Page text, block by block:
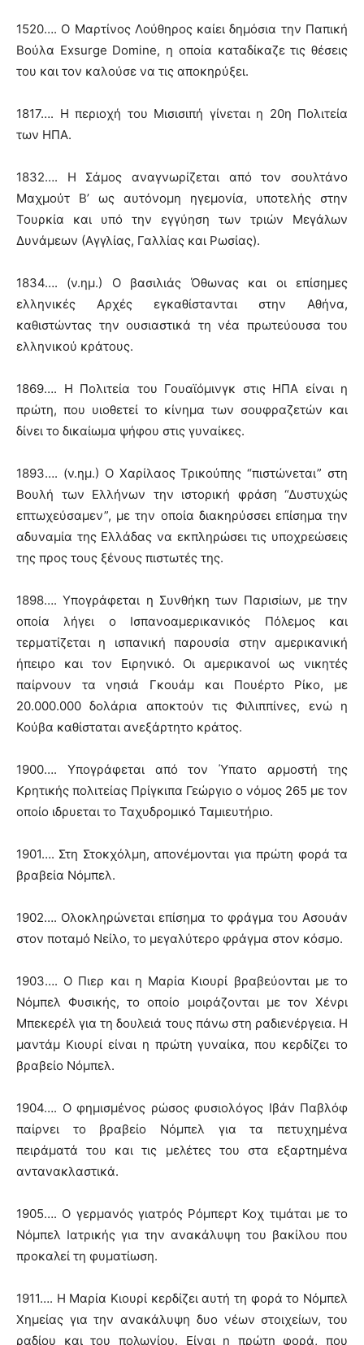
1520…. Ο Μαρτίνος Λούθηρος καίει δημόσια την Παπική
Βούλα Exsurge Domine, η οποία καταδίκαζε τις θέσεις
του και τον καλούσε να τις αποκηρύξει.
1817…. Η περιοχή του Μισισιπή γίνεται η 20η Πολιτεία
των ΗΠΑ.
1832…. Η Σάμος αναγνωρίζεται από τον σουλτάνο
Μαχμούτ Β’ ως αυτόνομη ηγεμονία, υποτελής στην
Τουρκία και υπό την εγγύηση των τριών Μεγάλων
Δυνάμεων (Αγγλίας, Γαλλίας και Ρωσίας).
1834…. (ν.ημ.) Ο βασιλιάς Όθωνας και οι επίσημες
ελληνικές Αρχές εγκαθίστανται στην Αθήνα,
καθιστώντας την ουσιαστικά τη νέα πρωτεύουσα του
ελληνικού κράτους.
1869…. Η Πολιτεία του Γουαϊόμινγκ στις ΗΠΑ είναι η
πρώτη, που υιοθετεί το κίνημα των σουφραζετών και
δίνει το δικαίωμα ψήφου στις γυναίκες.
1893…. (ν.ημ.) Ο Χαρίλαος Τρικούπης “πιστώνεται” στη
Βουλή των Ελλήνων την ιστορική φράση “Δυστυχώς
επτωχεύσαμεν”, με την οποία διακηρύσσει επίσημα την
αδυναμία της Ελλάδας να εκπληρώσει τις υποχρεώσεις
της προς τους ξένους πιστωτές της.
1898…. Υπογράφεται η Συνθήκη των Παρισίων, με την
οποία λήγει ο Ισπανοαμερικανικός Πόλεμος και
τερματίζεται η ισπανική παρουσία στην αμερικανική
ήπειρο και τον Ειρηνικό. Οι αμερικανοί ως νικητές
παίρνουν τα νησιά Γκουάμ και Πουέρτο Ρίκο, με
20.000.000 δολάρια αποκτούν τις Φιλιππίνες, ενώ η
Κούβα καθίσταται ανεξάρτητο κράτος.
1900…. Υπογράφεται από τον Ύπατο αρμοστή της
Κρητικής πολιτείας Πρίγκιπα Γεώργιο ο νόμος 265 με τον
οποίο ιδρυεται το Ταχυδρομικό Ταμιευτήριο.
1901…. Στη Στοκχόλμη, απονέμονται για πρώτη φορά τα
βραβεία Νόμπελ.
1902…. Ολοκληρώνεται επίσημα το φράγμα του Ασουάν
στον ποταμό Νείλο, το μεγαλύτερο φράγμα στον κόσμο.
1903…. Ο Πιερ και η Μαρία Κιουρί βραβεύονται με το
Νόμπελ Φυσικής, το οποίο μοιράζονται με τον Χένρι
Μπεκερέλ για τη δουλειά τους πάνω στη ραδιενέργεια. Η
μαντάμ Κιουρί είναι η πρώτη γυναίκα, που κερδίζει το
βραβείο Νόμπελ.
1904…. Ο φημισμένος ρώσος φυσιολόγος Ιβάν Παβλόφ
παίρνει το βραβείο Νόμπελ για τα πετυχημένα
πειράματά του και τις μελέτες του στα εξαρτημένα
αντανακλαστικά.
1905…. Ο γερμανός γιατρός Ρόμπερτ Κοχ τιμάται με το
Νόμπελ Ιατρικής για την ανακάλυψη του βακίλου που
προκαλεί τη φυματίωση.
1911…. Η Μαρία Κιουρί κερδίζει αυτή τη φορά το Νόμπελ
Χημείας για την ανακάλυψη δυο νέων στοιχείων, του
ραδίου και του πολωνίου. Είναι η πρώτη φορά, που